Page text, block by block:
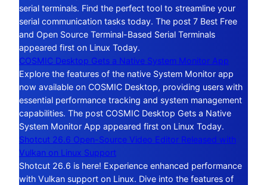
serial terminals. Find the perfect tool to streamline your
serial communication tasks today. The post 7 Best Free
and Open Source Terminal-Based Serial Terminals
appeared first on Linux Today.
COSMIC Desktop Gets a Native System Monitor App
Explore the features of the native System Monitor app
now available on COSMIC Desktop, providing users with
essential performance tracking and system management
capabilities. The post COSMIC Desktop Gets a Native
System Monitor App appeared first on Linux Today.
Shotcut 26.6 Open-Source Video Editor Released with
Vulkan on Linux Support
Shotcut 26.6 is here! Experience enhanced performance
with Vulkan support on Linux. Dive into the features of